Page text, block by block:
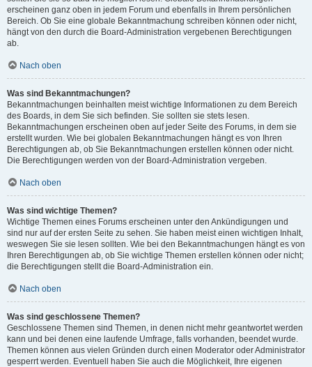
erscheinen ganz oben in jedem Forum und ebenfalls in Ihrem persönlichen
Bereich. Ob Sie eine globale Bekanntmachung schreiben können oder nicht,
hängt von den durch die Board-Administration vergebenen Berechtigungen
ab.
Nach oben
Was sind Bekanntmachungen?
Bekanntmachungen beinhalten meist wichtige Informationen zu dem Bereich
des Boards, in dem Sie sich befinden. Sie sollten sie stets lesen.
Bekanntmachungen erscheinen oben auf jeder Seite des Forums, in dem sie
erstellt wurden. Wie bei globalen Bekanntmachungen hängt es von Ihren
Berechtigungen ab, ob Sie Bekanntmachungen erstellen können oder nicht.
Die Berechtigungen werden von der Board-Administration vergeben.
Nach oben
Was sind wichtige Themen?
Wichtige Themen eines Forums erscheinen unter den Ankündigungen und
sind nur auf der ersten Seite zu sehen. Sie haben meist einen wichtigen Inhalt,
weswegen Sie sie lesen sollten. Wie bei den Bekanntmachungen hängt es von
Ihren Berechtigungen ab, ob Sie wichtige Themen erstellen können oder nicht;
die Berechtigungen stellt die Board-Administration ein.
Nach oben
Was sind geschlossene Themen?
Geschlossene Themen sind Themen, in denen nicht mehr geantwortet werden
kann und bei denen eine laufende Umfrage, falls vorhanden, beendet wurde.
Themen können aus vielen Gründen durch einen Moderator oder Administrator
gesperrt werden. Eventuell haben Sie auch die Möglichkeit, Ihre eigenen